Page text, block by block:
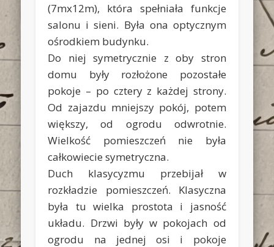
(7mx12m), która spełniała funkcje
salonu i sieni. Była ona optycznym
ośrodkiem budynku.
Do niej symetrycznie z oby stron
domu były rozłożone pozostałe
pokoje – po cztery z każdej strony.
Od zajazdu mniejszy pokój, potem
większy, od ogrodu odwrotnie.
Wielkość pomieszczeń nie była
całkowiecie symetryczna.
Duch klasycyzmu przebijał w
rozkładzie pomieszczeń. Klasyczna
była tu wielka prostota i jasność
układu. Drzwi były w pokojach od
ogrodu na jednej osi i pokoje